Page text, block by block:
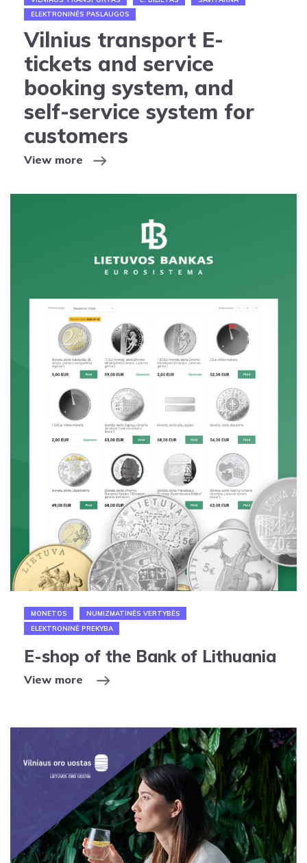
ELEKTRONINĖS PASLAUGOS
Vilnius transport E-
tickets and service
booking system, and
self-service system for
customers
View more
MONETOS
NUMIZMATINĖS VERTYBĖS
ELEKTRONINĖ PREKYBA
E-shop of the Bank of Lithuania
View more